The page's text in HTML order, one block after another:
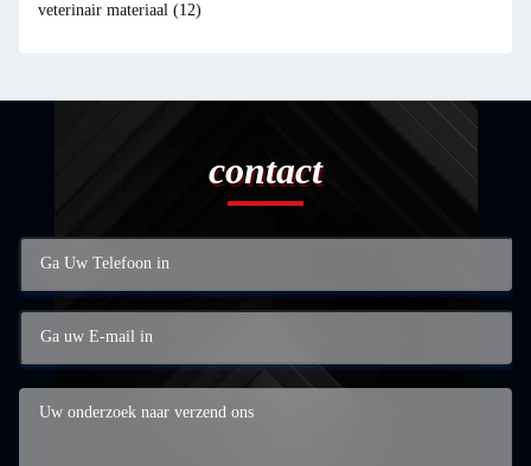
veterinair materiaal (12)
contact